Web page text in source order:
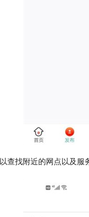
查找附近的网点以及服